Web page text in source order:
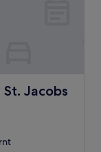
Jacobs
Area by IHG